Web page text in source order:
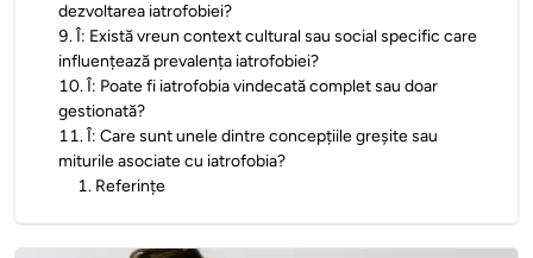
dezvoltarea iatrofobiei?
9.Î: Există vreun context cultural sau social specific care
influențează prevalența iatrofobiei?
10.Î: Poate fi iatrofobia vindecată complet sau doar
gestionată?
11.Î: Care sunt unele dintre concepțiile greșite sau
miturile asociate cu iatrofobia?
1. Referințe